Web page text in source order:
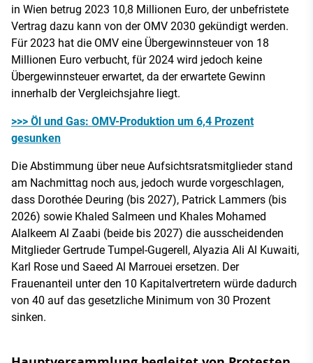
in Wien betrug 2023 10,8 Millionen Euro, der unbefristete
Vertrag dazu kann von der OMV 2030 gekündigt werden.
Für 2023 hat die OMV eine Übergewinnsteuer von 18
Millionen Euro verbucht, für 2024 wird jedoch keine
Übergewinnsteuer erwartet, da der erwartete Gewinn
innerhalb der Vergleichsjahre liegt.
>>> Öl und Gas: OMV-Produktion um 6,4 Prozent
gesunken
Die Abstimmung über neue Aufsichtsratsmitglieder stand
am Nachmittag noch aus, jedoch wurde vorgeschlagen,
dass Dorothée Deuring (bis 2027), Patrick Lammers (bis
2026) sowie Khaled Salmeen und Khales Mohamed
Alalkeem Al Zaabi (beide bis 2027) die ausscheidenden
Mitglieder Gertrude Tumpel-Gugerell, Alyazia Ali Al Kuwaiti,
Karl Rose und Saeed Al Marrouei ersetzen. Der
Frauenanteil unter den 10 Kapitalvertretern würde dadurch
von 40 auf das gesetzliche Minimum von 30 Prozent
sinken.